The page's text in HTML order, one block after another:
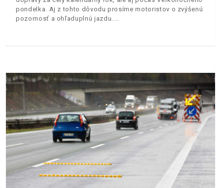
pondelka. Aj z tohto dôvodu prosíme motoristov o zvýšenú
pozornosť a ohľaduplnú jazdu.